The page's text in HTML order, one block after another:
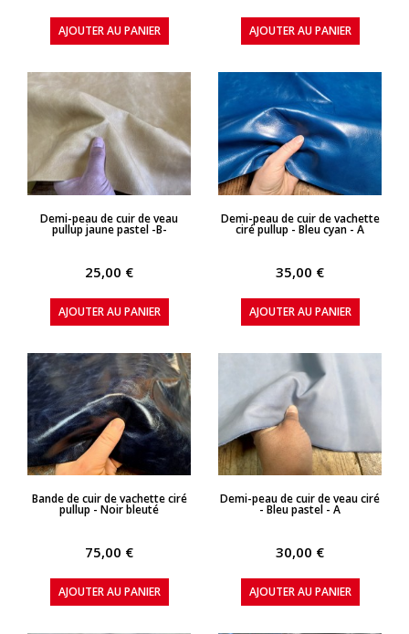
AJOUTER AU PANIER AJOUTER AU PANIER
APERÇU RAPIDE
Demi-peau de cuir de veau
pullup jaune pastel -B-
25,00 €
AJOUTER AU PANIER
APERÇU RAPIDE
Demi-peau de cuir de vachette
ciré pullup - Bleu cyan - A
35,00 €
AJOUTER AU PANIER
APERÇU RAPIDE
Bande de cuir de vachette ciré
pullup - Noir bleuté
75,00 €
AJOUTER AU PANIER
APERÇU RAPIDE
Demi-peau de cuir de veau ciré
- Bleu pastel - A
30,00 €
AJOUTER AU PANIER